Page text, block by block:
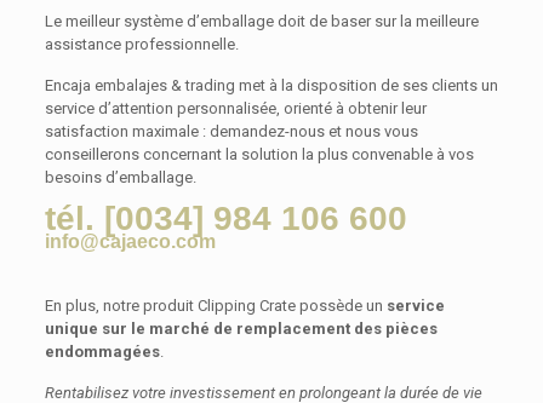
Le meilleur système d’emballage doit de baser sur la meilleure
assistance professionnelle.
Encaja embalajes & trading met à la disposition de ses clients un
service d’attention personnalisée, orienté à obtenir leur
satisfaction maximale : demandez-nous et nous vous
conseillerons concernant la solution la plus convenable à vos
besoins d’emballage.
tél. [0034] 984 106 600
info@cajaeco.com
En plus, notre produit Clipping Crate possède un service
unique sur le marché de remplacement des pièces
endommagées.
Rentabilisez votre investissement en prolongeant la durée de vie